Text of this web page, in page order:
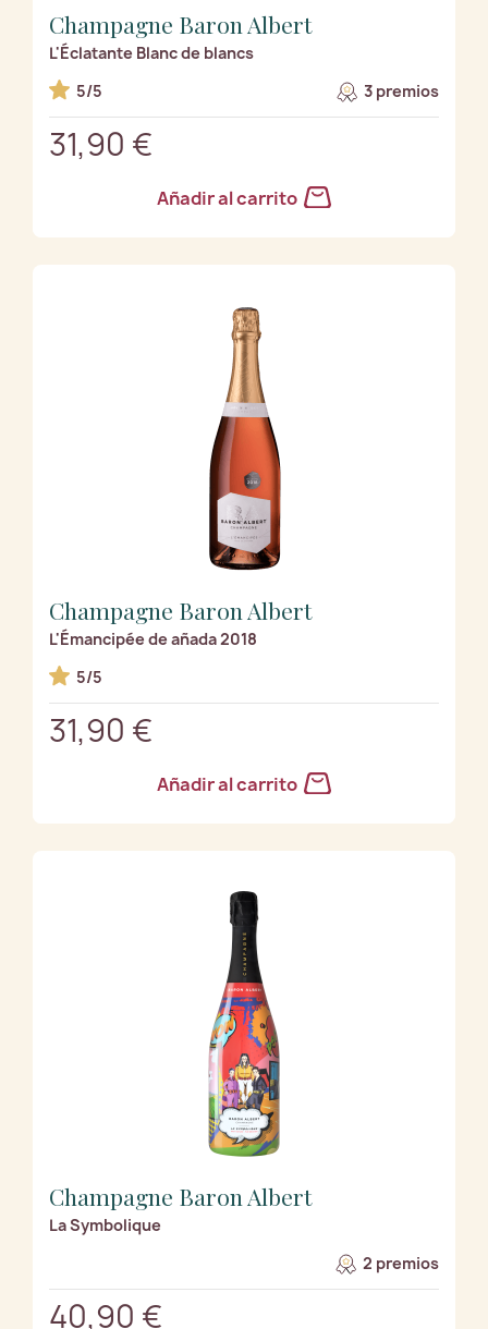
Champagne Baron Albert
L'Éclatante Blanc de blancs
5/5
3 premios
31,90 €
Añadir al carrito
Champagne Baron Albert
L'Émancipée de añada 2018
5/5
31,90 €
Añadir al carrito
Champagne Baron Albert
La Symbolique
2 premios
40,90 €